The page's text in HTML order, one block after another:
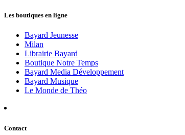
Les boutiques en ligne
Bayard Jeunesse
Milan
Librairie Bayard
Boutique Notre Temps
Bayard Media Développement
Bayard Musique
Le Monde de Théo
Contact